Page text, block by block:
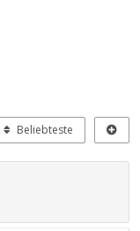
Beliebteste